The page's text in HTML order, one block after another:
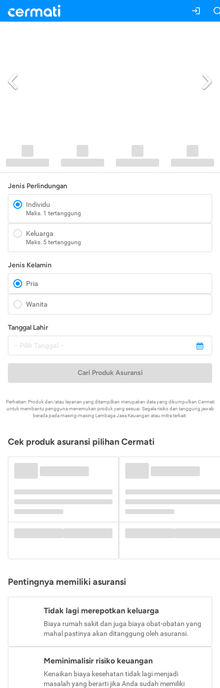
Jenis Perlindungan
Individu
Maks. 1 tertanggung
Keluarga
Maks. 5 tertanggung
Jenis Kelamin
Pria
Wanita
Tanggal Lahir
Cari Produk Asuransi
Perhatian: Produk dan/atau layanan yang ditampilkan merupakan data yang dikumpulkan Cermati
untuk membantu pengguna menemukan produk yang sesuai. Segala risiko dan tanggung jawab
berada pada masing-masing Lembaga Jasa Keuangan atau mitra terkait.
Cek produk asuransi pilihan Cermati
Pentingnya memiliki asuransi
Tidak lagi merepotkan keluarga
Biaya rumah sakit dan juga biaya obat-obatan yang
mahal pastinya akan ditanggung oleh asuransi.
Meminimalisir risiko keuangan
Kenaikan biaya kesehatan tidak lagi menjadi
masalah yang berarti jika Anda sudah memiliki